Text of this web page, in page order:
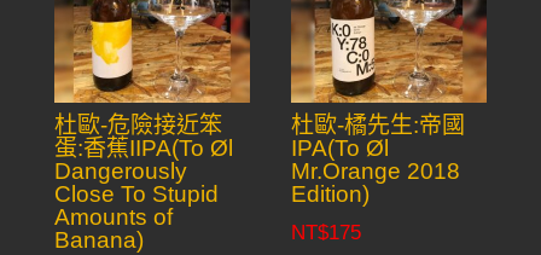
杜歐-危險接近笨
蛋:香蕉IIPA(To Øl
Dangerously
Close To Stupid
Amounts of
Banana)
杜歐-橘先生:帝國
IPA(To Øl
Mr.Orange 2018
Edition)
NT$175